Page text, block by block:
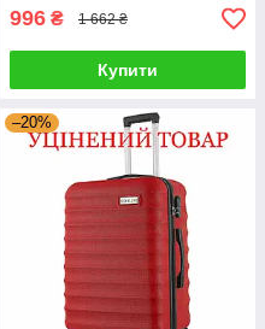
996 ₴ 1 662 ₴
Купити
–20%